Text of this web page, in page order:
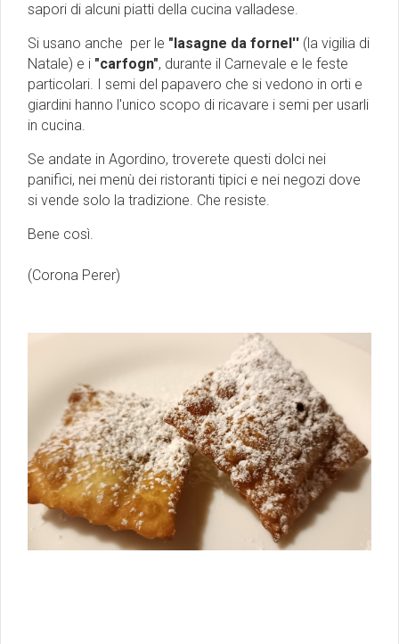
sapori di alcuni piatti della cucina valladese.
Si usano anche per le "lasagne da fornel'' (la vigilia di
Natale) e i "carfogn", durante il Carnevale e le feste
particolari. I semi del papavero che si vedono in orti e
giardini hanno l'unico scopo di ricavare i semi per usarli
in cucina.
Se andate in Agordino, troverete questi dolci nei
panifici, nei menù dei ristoranti tipici e nei negozi dove
si vende solo la tradizione. Che resiste.
Bene così.
(Corona Perer)